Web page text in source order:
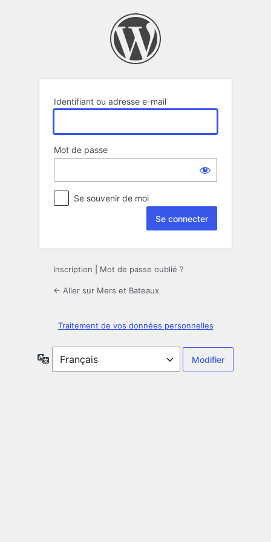
Identifiant ou adresse e-mail
Mot de passe
Se souvenir de moi
Inscription Mot de passe oublié ?
← Aller sur Mers et Bateaux
Traitement de vos données personnelles
Langue